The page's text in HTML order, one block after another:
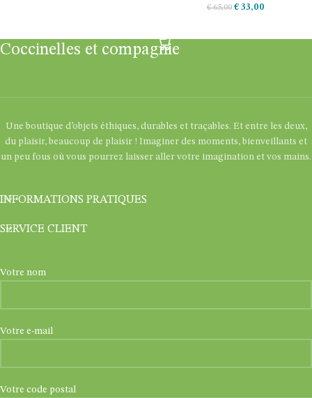
€65,00 € 33,00
Coccinelles et compagnie
Une boutique d’objets éthiques, durables et traçables. Et entre les deux,
du plaisir, beaucoup de plaisir ! Imaginer des moments, bienveillants et
un peu fous où vous pourrez laisser aller votre imagination et vos mains.
INFORMATIONS PRATIQUES
SERVICE CLIENT
Votre nom
Votre e-mail
Votre code postal